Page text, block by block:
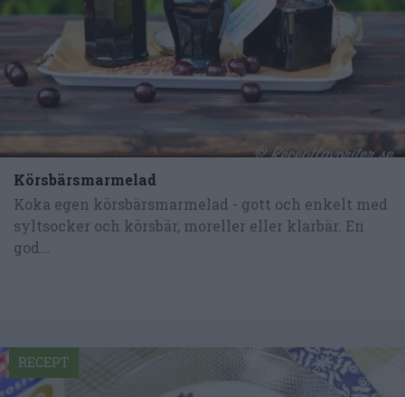
Körsbärsmarmelad
Koka egen körsbärsmarmelad - gott och enkelt med
syltsocker och körsbär, moreller eller klarbär. En
god...
RECEPT